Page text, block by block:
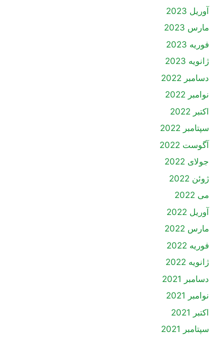
آوریل 2023
مارس 2023
فوریه 2023
ژانویه 2023
دسامبر 2022
نوامبر 2022
اکتبر 2022
سپتامبر 2022
آگوست 2022
جولای 2022
ژوئن 2022
می 2022
آوریل 2022
مارس 2022
فوریه 2022
ژانویه 2022
دسامبر 2021
نوامبر 2021
اکتبر 2021
سپتامبر 2021